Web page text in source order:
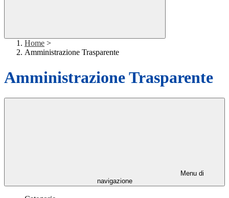
Home >
Amministrazione Trasparente
Amministrazione Trasparente
Menu di
navigazione